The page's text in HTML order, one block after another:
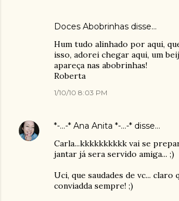
Doces Abobrinhas disse…
Hum tudo alinhado por aqui,
isso, adorei chegar aqui, um
apareça nas abobrinhas!
Roberta
1/10/10 8:03 PM
*-...-* Ana Anita *-...-* disse…
Carla...kkkkkkkkkk vai se
jantar já sera servido amiga... ;)
Uci, que saudades de vc... claro
conviadda sempre! ;)